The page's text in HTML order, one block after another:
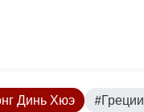
Динь Хюэ #Греции